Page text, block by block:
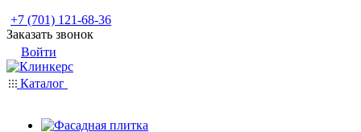
+7 (701) 121-68-36
Заказать звонок
Войти
Каталог